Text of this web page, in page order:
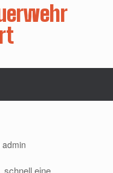
admin
schnell eine